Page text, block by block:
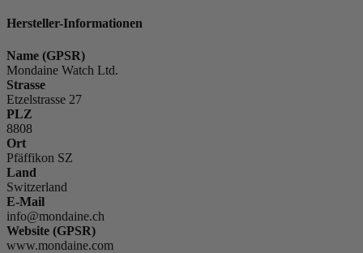
Hersteller-Informationen
Name (GPSR)
Mondaine Watch Ltd.
Strasse
Etzelstrasse 27
PLZ
8808
Ort
Pfäffikon SZ
Land
Switzerland
E-Mail
info@mondaine.ch
Website (GPSR)
www.mondaine.com